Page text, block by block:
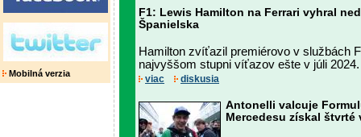
Mobilná verzia
F1: Lewis Hamilton na Ferrari vyhral
Španielska
Hamilton zvíťazil premiérovo v službách
najvyššom stupni víťazov ešte v júli 2024.
viac diskusia
Antonelli valcuje
Mercedesu získal